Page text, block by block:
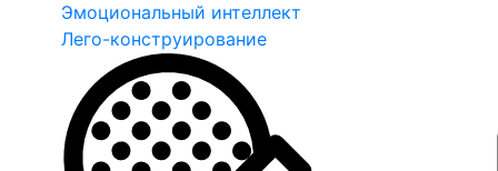
Эмоциональный интеллект
Лего-конструирование